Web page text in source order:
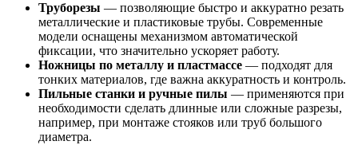
Труборезы — позволяющие быстро и аккуратно резать
металлические и пластиковые трубы. Современные
модели оснащены механизмом автоматической
фиксации, что значительно ускоряет работу.
Ножницы по металлу и пластмассе — подходят для
тонких материалов, где важна аккуратность и контроль.
Пильные станки и ручные пилы — применяются при
необходимости сделать длинные или сложные разрезы,
например, при монтаже стояков или труб большого
диаметра.